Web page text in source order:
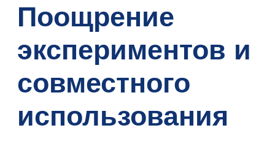
Поощрение
экспериментов и
совместного
использования